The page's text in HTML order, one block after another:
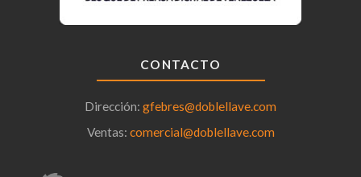
CONTACTO
Dirección: gfebres@doblellave.com
Ventas: comercial@doblellave.com